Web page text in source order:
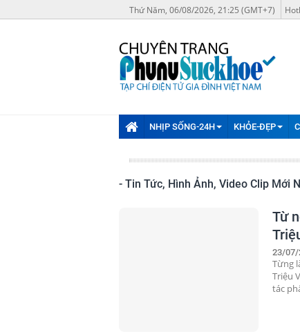
Thứ Năm, 06/08/2026, 21:25 (GMT+7)
NHỊP SỐNG-24H KHỎE-ĐẸP
- Tin Tức, Hình Ảnh, Video Clip Mới
Từ
23/07/
Từng
Triệu
tác